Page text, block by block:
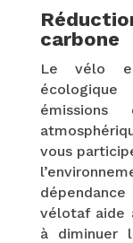
carbone
Le vélo
vous
vélotaf aide
à diminuer